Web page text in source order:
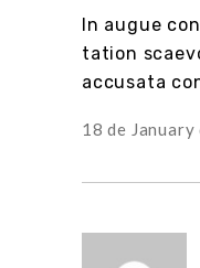
In augue
tation
accusata
18 de January